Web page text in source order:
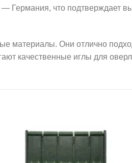
что подтверждает
материалы. Они отлично
качественные иглы для